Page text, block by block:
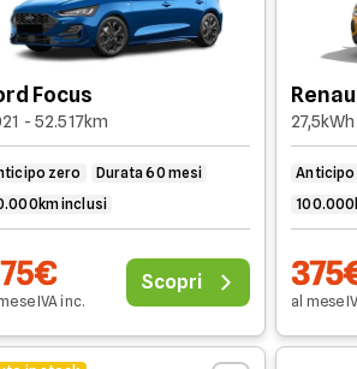
Focus
- 52.517km
zero
Durata 60 mesi
inclusi
IVAinc.
Scopri
Anticipo
al mese